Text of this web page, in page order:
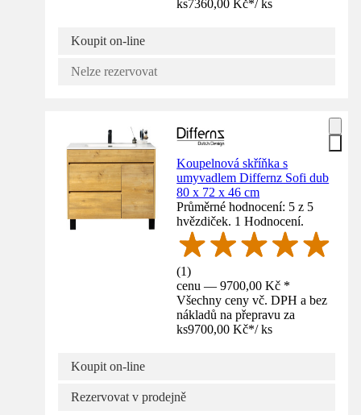
ks7360,00 Kč*/ ks
Koupit on-line
Nelze rezervovat
Koupelnová skříňka s
umyvadlem Differnz Sofi dub
80 x 72 x 46 cm
Průměrné hodnocení: 5 z 5
hvězdiček. 1 Hodnocení.
(1)
cenu — 9700,00 Kč *
Všechny ceny vč. DPH a bez
nákladů na přepravu za
ks9700,00 Kč*/ ks
Koupit on-line
Rezervovat v prodejně